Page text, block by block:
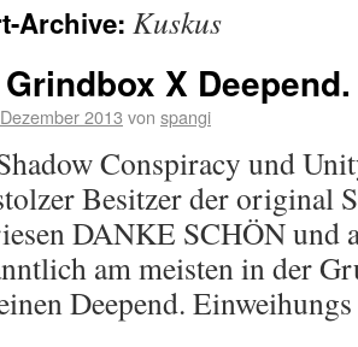
Archive: Kuskus
X
2013 von spangi
Conspiracy und
Besitzer der original
DANKE SCHÖN und
am meisten in der
Deepend.